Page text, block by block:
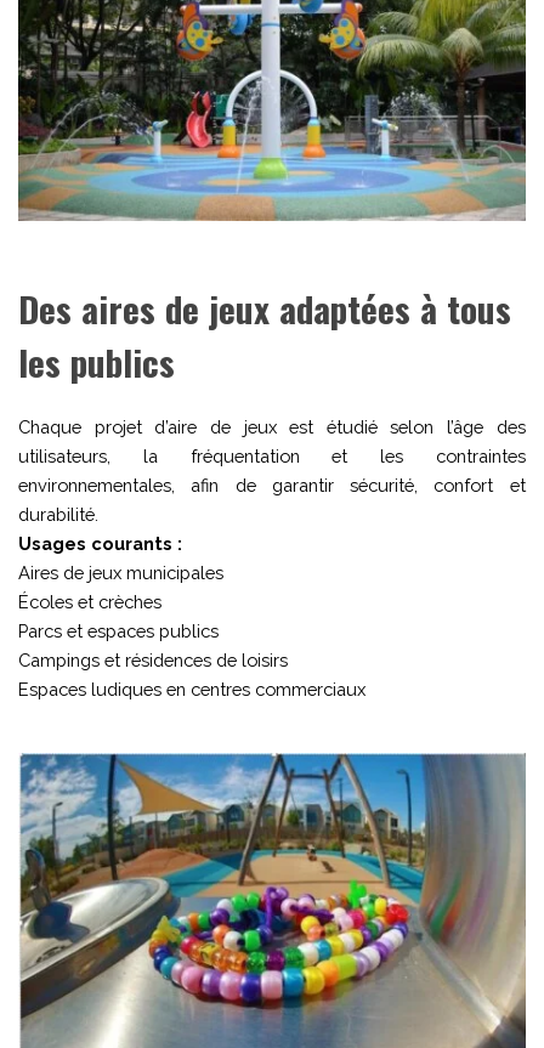
Des aires de jeux adaptées à tous
les publics
Chaque projet d’aire de jeux est étudié selon l’âge des
utilisateurs, la fréquentation et les contraintes
environnementales, afin de garantir sécurité, confort et
durabilité.
Usages courants :
Aires de jeux municipales
Écoles et crèches
Parcs et espaces publics
Campings et résidences de loisirs
Espaces ludiques en centres commerciaux